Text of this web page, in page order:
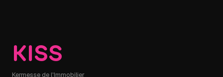
KISS
Kermesse de l'Immobilier